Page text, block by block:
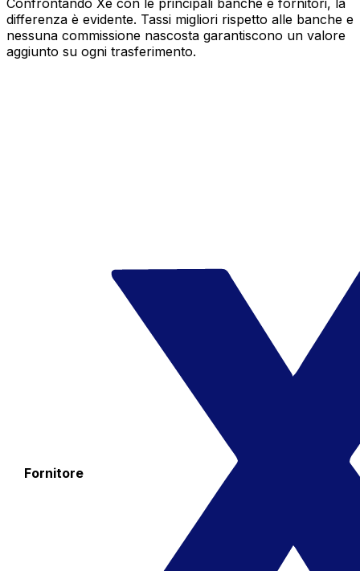
differenza è evidente. Tassi migliori rispetto alle banche e
nessuna commissione nascosta garantiscono un valore
aggiunto su ogni trasferimento.
Fornitore